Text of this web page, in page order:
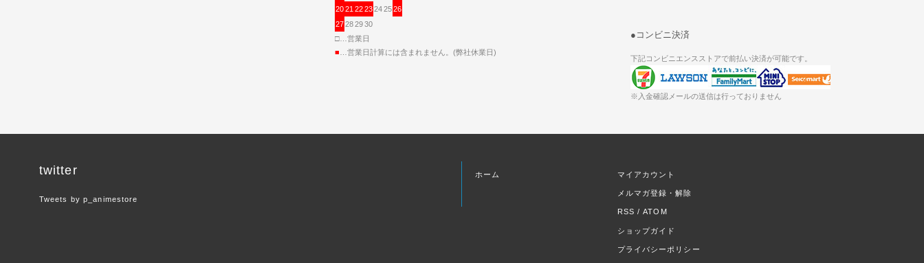
2021 2223242526
27282930
□…営業日
■ …営業日計算には含まれません。(弊社休業日)
●コンビニ決済
下記コンビニエンスストアで前払い決済が可能です。
※入金確認メールの送信は行っておりません
twitter
Tweets by p_animestore
ホーム マイアカウント
メルマガ登録・解除
RSS /ATOM
ショップガイド
プライバシーポリシー